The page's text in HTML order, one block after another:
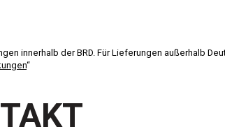
innerhalb der BRD. Für Lieferungen außerhalb
“